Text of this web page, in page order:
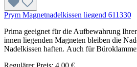
Prym Magnetnadelkissen liegend 611330
Prima geeignet für die Aufbewahrung
innen liegenden Magneten bleiben die
Nadelkissen haften. Auch für
Regulärer Preis: 4,00 €